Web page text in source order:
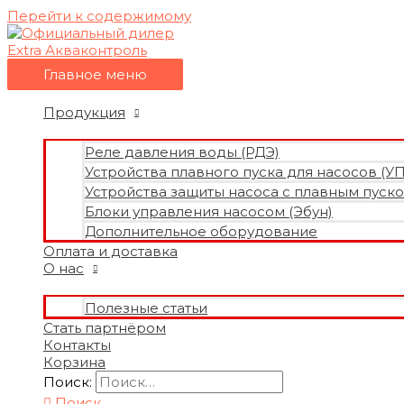
Перейти к содержимому
Главное меню
Продукция
Реле давления воды (РДЭ)
Устройства плавного пуска для насосов
Устройства защиты насоса с плавным
Блоки управления насосом (Эбун)
Дополнительное оборудование
Оплата и доставка
О нас
Полезные статьи
Стать партнёром
Контакты
Корзина
Поиск: